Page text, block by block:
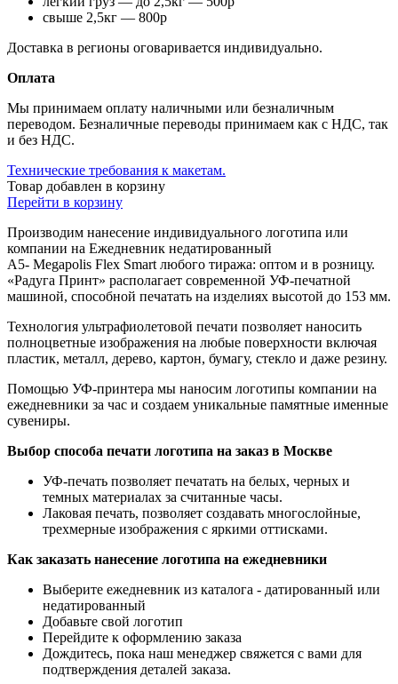
свыше 2,5кг — 800р
Доставка в регионы оговаривается индивидуально.
Оплата
Мы принимаем оплату наличными или безналичным
переводом. Безналичные переводы принимаем как с НДС, так
и без НДС.
Технические требования к макетам.
Товар добавлен в корзину
Перейти в корзину
Производим нанесение индивидуального логотипа или
компании на Ежедневник недатированный
А5- Megapolis Flex Smart любого тиража: оптом и в розницу.
«Радуга Принт» располагает современной УФ-печатной
машиной, способной печатать на изделиях высотой до 153 мм.
Технология ультрафиолетовой печати позволяет наносить
полноцветные изображения на любые поверхности включая
пластик, металл, дерево, картон, бумагу, стекло и даже резину.
Помощью УФ-принтера мы наносим логотипы компании на
ежедневники за час и создаем уникальные памятные именные
сувениры.
Выбор способа печати логотипа на заказ в Москве
УФ-печать позволяет печатать на белых, черных и
темных материалах за считанные часы.
Лаковая печать, позволяет создавать многослойные,
трехмерные изображения с яркими оттисками.
Как заказать нанесение логотипа на ежедневники
Выберите ежедневник из каталога - датированный или
недатированный
Добавьте свой логотип
Перейдите к оформлению заказа
Дождитесь, пока наш менеджер свяжется с вами для
подтверждения деталей заказа.